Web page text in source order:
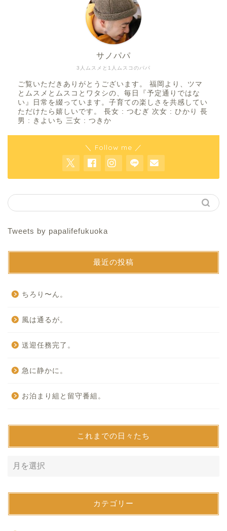
3人ムスメと1人ムスコのパパ
サノパパ
ご覧いただきありがとうございます。 福岡より、ツマ
とムスメとムスコとワタシの、毎日『予定通りではな
い』日常を綴っています。子育ての楽しさを共感してい
ただけたら嬉しいです。 長女 : つむぎ 次女 : ひかり 長
男 : きよいち 三女 : つきか
＼ Follow me ／
Tweets by papalifefukuoka
最近の投稿
ちろり〜ん。
風は通るが。
送迎任務完了。
急に静かに。
お泊まり組と留守番組。
これまでの日々たち
カテゴリー